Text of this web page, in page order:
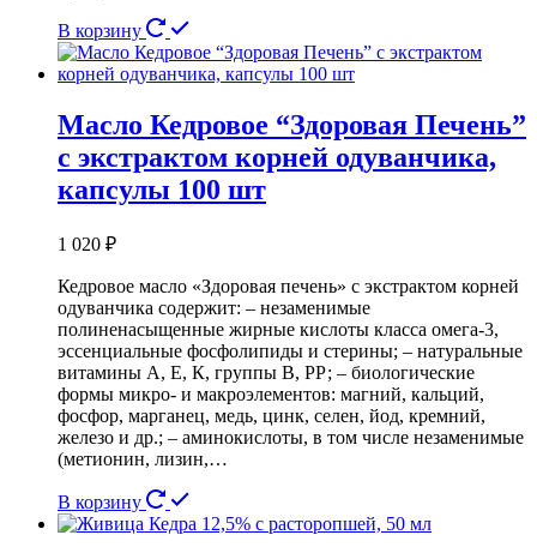
В корзину
Масло Кедровое “Здоровая Печень”
с экстрактом корней одуванчика,
капсулы 100 шт
1 020 ₽
Кедровое масло «Здоровая печень» с экстрактом корней
одуванчика содержит: – незаменимые
полиненасыщенные жирные кислоты класса омега-3,
эссенциальные фосфолипиды и стерины; – натуральные
витамины А, Е, К, группы В, РР; – биологические
формы микро- и макроэлементов: магний, кальций,
фосфор, марганец, медь, цинк, селен, йод, кремний,
железо и др.; – аминокислоты, в том числе незаменимые
(метионин, лизин,…
В корзину